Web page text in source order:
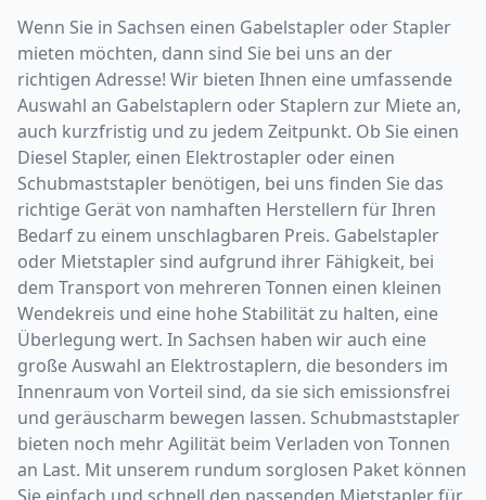
Wenn Sie in Sachsen einen Gabelstapler oder Stapler
mieten möchten, dann sind Sie bei uns an der
richtigen Adresse! Wir bieten Ihnen eine umfassende
Auswahl an Gabelstaplern oder Staplern zur Miete an,
auch kurzfristig und zu jedem Zeitpunkt. Ob Sie einen
Diesel Stapler, einen Elektrostapler oder einen
Schubmaststapler benötigen, bei uns finden Sie das
richtige Gerät von namhaften Herstellern für Ihren
Bedarf zu einem unschlagbaren Preis. Gabelstapler
oder Mietstapler sind aufgrund ihrer Fähigkeit, bei
dem Transport von mehreren Tonnen einen kleinen
Wendekreis und eine hohe Stabilität zu halten, eine
Überlegung wert. In Sachsen haben wir auch eine
große Auswahl an Elektrostaplern, die besonders im
Innenraum von Vorteil sind, da sie sich emissionsfrei
und geräuscharm bewegen lassen. Schubmaststapler
bieten noch mehr Agilität beim Verladen von Tonnen
an Last. Mit unserem rundum sorglosen Paket können